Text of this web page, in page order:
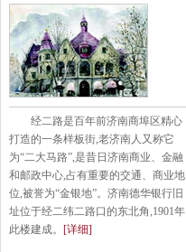
经二路是百年前济南商埠区精心
打造的一条样板街,老济南人又称它
为“二大马路”,是昔日济南商业、金融
和邮政中心,占有重要的交通、商业地
位,被誉为“金银地”。济南德华银行旧
址位于经二纬二路口的东北角,1901年
此楼建成。 [详细]